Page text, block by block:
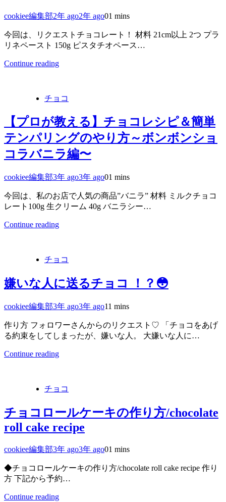
cookiee編集部2年 ago2年 ago01 mins
今回は、リクエストチョコレート！ 材料 21cm以上 2つ プラ
リネペースト 150g ピスタチオペース…
Continue reading
チョコ
【プロが教える】チョコレシピ＆簡単
テンパリングのやり方～ボンボンショ
コラバニラ編〜
cookiee編集部3年 ago3年 ago01 mins
今回は、私のお店で人気の商品”バニラ” 材料 ミルクチョコ
レート100g 生クリーム 40g バニラシー…
Continue reading
チョコ
嫌いな人に送るチョコ ！？😳
cookiee編集部3年 ago3年 ago11 mins
作り方 フォロワーさんからのリクエスト♡ 「チョコをあげ
る約束をしてしまったが、嫌いな人。 大嫌いな人に…
Continue reading
チョコ
チョコロールケーキの作り方/chocolate
roll cake recipe
cookiee編集部3年 ago3年 ago01 mins
◆チョコロールケーキの作り方/chocolate roll cake recipe 作り
方 下記から予約…
Continue reading